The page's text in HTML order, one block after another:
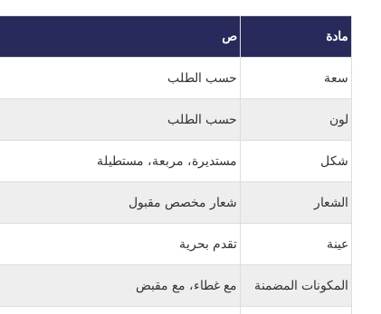
مادة ص
سعة حسب الطلب
لون حسب الطلب
شكل مستديرة، مربعة، مستطيلة
الشعار شعار مخصص مقبول
عينة تقدم بحرية
المكونات المضمنة مع غطاء، مع مقبض